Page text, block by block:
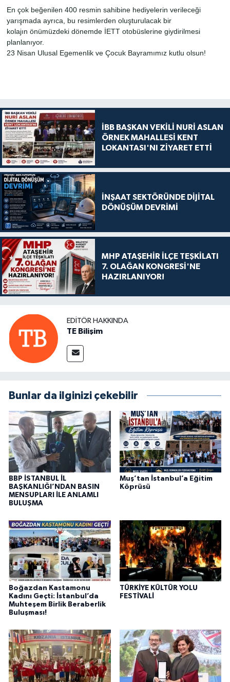
En çok beğenilen 400 resmin sahibine hediyelerin verileceği
yarışmada ayrıca, bu resimlerden oluşturulacak bir
kolajın önümüzdeki dönemde İETT otobüslerine giydirilmesi
planlanıyor.
23 Nisan Ulusal Egemenlik ve Çocuk Bayramımız kutlu olsun!
İBB BAŞKAN VEKİLİ NURİ ASLAN
ÖRNEK MAHALLESİ KENT
LOKANTASI'NI ZİYARET ETTİ
İNŞAAT SEKTÖRÜNDE DİJİTAL
DÖNÜŞÜM DEVRİMİ
MHP ATAŞEHİR İLÇE TEŞKİLATI
7. OLAĞAN KONGRESİ'NE
HAZIRLANIYOR!
EDITÖR HAKKINDA
TE Bilişim
Bunlar da ilginizi çekebilir
BBP İSTANBUL İL
BAŞKANLIĞI’NDAN BASIN
MENSUPLARI İLE ANLAMLI
BULUŞMA
Muş’tan İstanbul’a Eğitim
Köprüsü
Boğazdan Kastamonu
Kadını Geçti: İstanbul’da
Muhteşem Birlik Beraberlik
Buluşması!
TÜRKİYE KÜLTÜR YOLU
FESTİVALİ